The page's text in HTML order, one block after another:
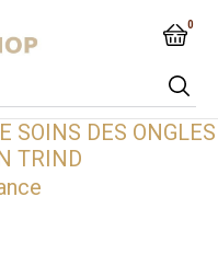
0
SOINS DES ONGLES
TRIND